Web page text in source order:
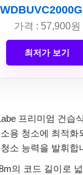
가격 : 57,900원
최저가 보기
프리미엄 건습
용 청소에 최적화
소 능력을 발휘합
의 코드 길이로